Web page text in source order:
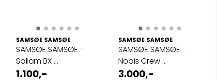
SAMSØE SAMSØE
SAMSØE SAMSØE -
Saliam BX ...
1.100,-
SAMSØE SAMSØE
SAMSØE SAMSØE -
Nobis Crew ...
3.000,-